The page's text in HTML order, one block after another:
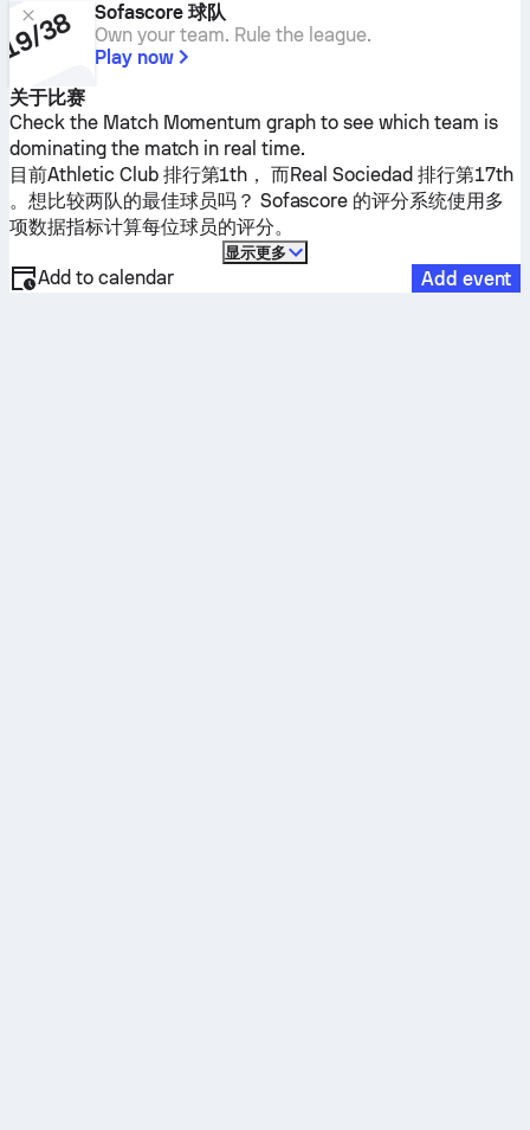
Sofascore 球队
Own your team. Rule the league.
Play now
关于比赛
Check the Match Momentum graph to see which team is
dominating the match in real time.
目前Athletic Club排行第1th， 而Real Sociedad 排行第17th
。想比较两队的最佳球员吗？ Sofascore 的评分系统使用多
项数据指标计算每位球员的评分。
显示更多
Add to calendar Add event